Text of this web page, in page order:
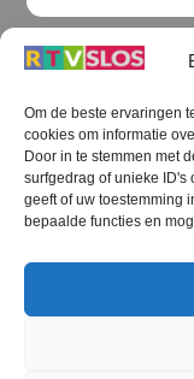
Om de beste ervaringen
cookies om informatie
Door in te stemmen met
surfgedrag of unieke ID's
geeft of uw toestemming
bepaalde functies en
RTV SLOS